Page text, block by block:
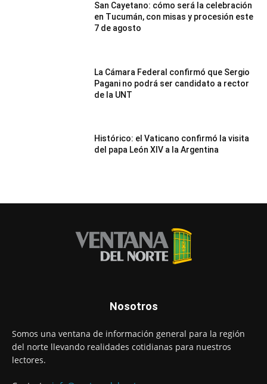
San Cayetano: cómo será la celebración
en Tucumán, con misas y procesión este
7 de agosto
La Cámara Federal confirmó que Sergio
Pagani no podrá ser candidato a rector
de la UNT
Histórico: el Vaticano confirmó la visita
del papa León XIV a la Argentina
Nosotros
Somos una ventana de información general para la región
del norte llevando realidades cotidianas para nuestros
lectores.